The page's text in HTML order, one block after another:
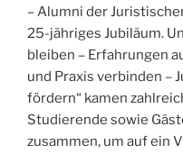
– Alumni der
25-jähriges Jubiläum.
bleiben – Erfahrungen
und Praxis verbinden –
fördern“ kamen
Studierende sowie
zusammen, um auf ein